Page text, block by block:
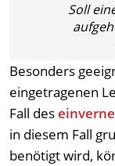
Soll
Besonders
eingetragenen
Fall des
in diesem Fall
benötigt wird,